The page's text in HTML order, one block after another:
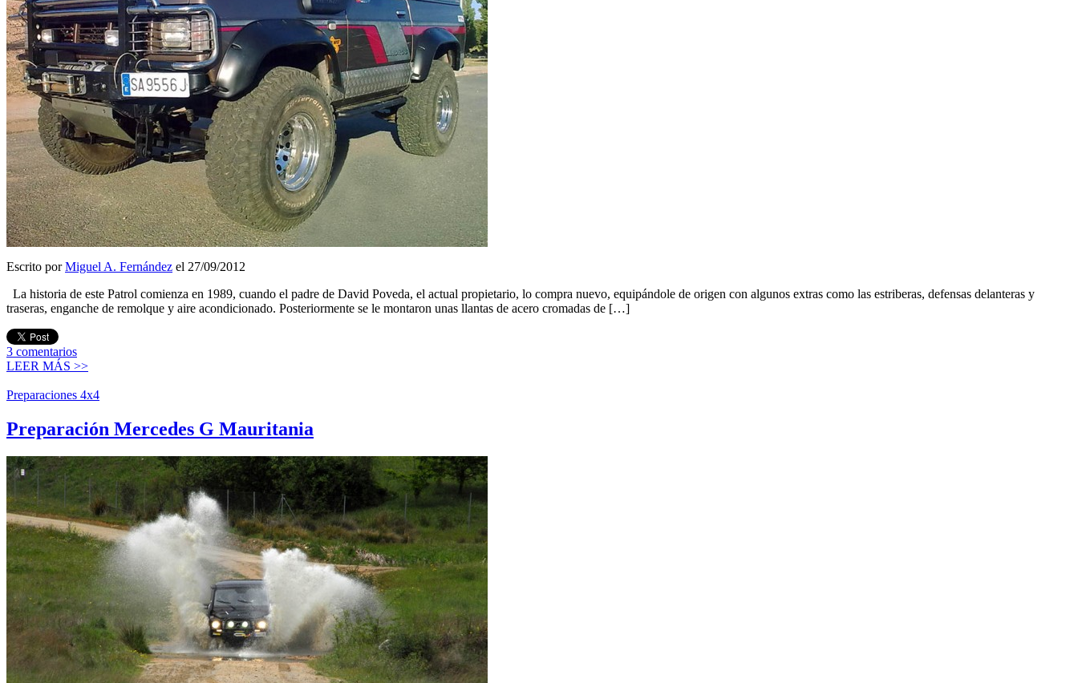
Escrito porMiguel A. Fernández el 27/09/2012
La historia de este Patrol comienza en 1989, cuando el padre de David Poveda, el actual propietario, lo compra nuevo, equipándole de origen con algunos extras como las estriberas, defensas delanteras y
traseras, enganche de remolque y aire acondicionado. Posteriormente se le montaron unas llantas de acero cromadas de […]
3 comentarios
LEER MÁS >>
Preparaciones 4x4
Preparación Mercedes G Mauritania